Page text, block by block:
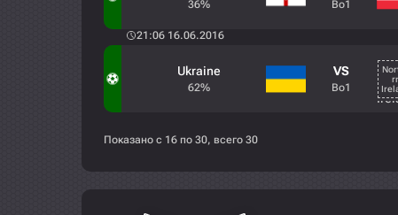
36% Bo1
21:06 16.06.2016
Ukraine
62%
VS
Bo1
Показано с 16 по 30, всего 30